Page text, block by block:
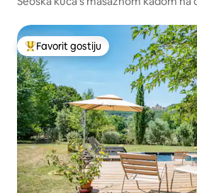
Glavni favorit gostiju
Favorit gostiju